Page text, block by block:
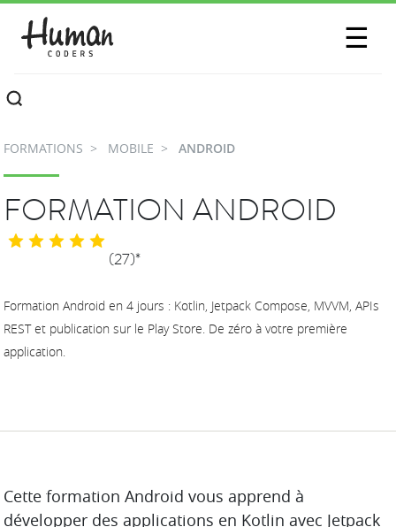
☰
CONTACTEZ-NOUS
FORMATIONS MOBILE ANDROID
FORMATION ANDROID
(27)*
Formation Android en 4 jours : Kotlin, Jetpack Compose, MVVM, APIs
REST et publication sur le Play Store. De zéro à votre première
application.
DESCRIPTION
Cette formation Android vous apprend à
développer des applications en Kotlin avec Jetpack